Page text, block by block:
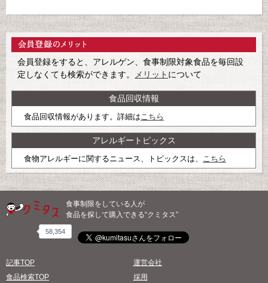
会員登録をすると、アレルゲン、食事制限対象食品を毎回設
定しなくても検索ができます。
メリット について
食品回収情報
食品回収情報があります。詳細はこちら
アレルギートピックス
食物アレルギーに関するニュース、トピックスは、 こちら
食事制限をしている人が
食品を探して購入できる“クミタス”
58,354
記事TOP
食品検索TOP
運営会社
採用